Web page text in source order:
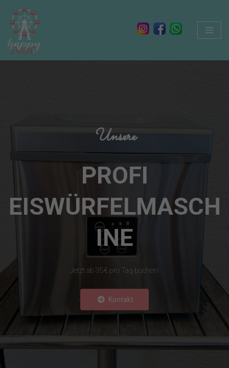
Zum
Inhalt
springen
Unsere
PROFI
EISWÜRFELMASCH
INE
Jetzt ab 35€ pro Tag buchen!
Kontakt